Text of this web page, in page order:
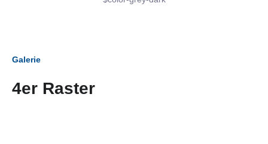
Galerie
4er Raster